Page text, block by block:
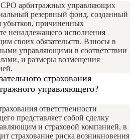
арбитражных управляющих
резервный фонд, созданный
убытков, причиненных
ненадлежащего исполнения
своих обязательств. Взносы в
управляющими в соответствии
и размеры возмещения
страхования
управляющего?
ответственности
представляет собой сделку
и страховой компанией, в
страхование риска возникновения